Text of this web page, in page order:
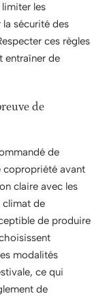
les
la sécurité des
ces règles
entraîner de
de
de
copropriété avant
claire avec les
climat de
de produire
modalités
ce qui
de